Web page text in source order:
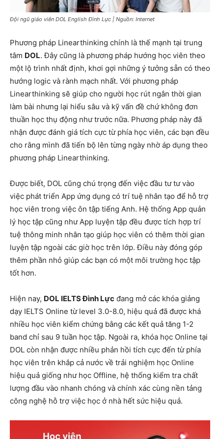
Đội ngũ giáo viên DOL English Đình Lực | Nguồn: Internet
Phương pháp Linearthinking chính là thế mạnh tại trung
tâm DOL. Đây cũng là phương pháp hướng học viên theo
một lộ trình nhất định, khơi gợi những ý tưởng sẵn có theo
hướng logic và rành mạch nhất. Với phương pháp
Linearthinking sẽ giúp cho người học rút ngắn thời gian
làm bài nhưng lại hiểu sâu và kỹ vấn đề chứ không đơn
thuần học thụ động như trước nữa. Phương pháp này đã
nhận được đánh giá tích cực từ phía học viên, các bạn đều
cho rằng mình đã tiến bộ lên từng ngày nhờ áp dụng theo
phương pháp Linearthinking.
Được biết, DOL cũng chú trọng đến việc đầu tư tư vào
việc phát triển App ứng dụng có trí tuệ nhân tạo để hỗ trợ
học viên trong việc ôn tập tiếng Anh. Hệ thống App quản
lý học tập cũng như App luyện tập đều được tích hợp trí
tuệ thông minh nhân tạo giúp học viên có thêm thời gian
luyện tập ngoài các giờ học trên lớp. Điều này đóng góp
thêm phần nhỏ giúp các bạn có một môi trường học tập
tốt hơn.
Hiện nay, DOL IELTS Đình Lực đang mở các khóa giảng
dạy IELTS Online từ level 3.0-8.0, hiệu quả đã được khá
nhiều học viên kiểm chứng bằng các kết quả tăng 1-2
band chỉ sau 9 tuần học tập. Ngoài ra, khóa học Online tại
DOL còn nhận được nhiều phản hồi tích cực đến từ phía
học viên trên khắp cả nước về trải nghiệm học Online
hiệu quả giống như học Offline, hệ thống kiểm tra chất
lượng đầu vào nhanh chóng và chính xác cùng nền tảng
công nghệ hỗ trợ việc học ở nhà hết sức hiệu quả.